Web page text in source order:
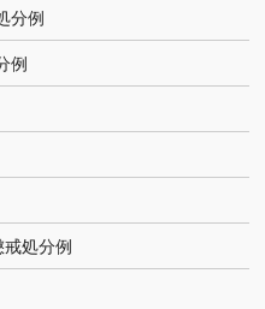
分例
例
戒処分例